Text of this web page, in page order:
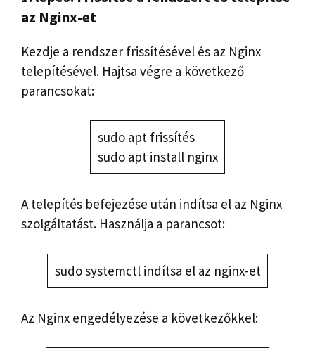
az Nginx-et
Kezdje a rendszer frissítésével és az Nginx
telepítésével. Hajtsa végre a következő
parancsokat:
sudo apt frissítés
sudo apt install nginx
A telepítés befejezése után indítsa el az Nginx
szolgáltatást. Használja a parancsot:
sudo systemctl indítsa el az nginx-et
Az Nginx engedélyezése a következőkkel: